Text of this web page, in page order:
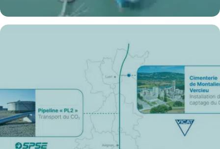
EN SAVOIR PLUS